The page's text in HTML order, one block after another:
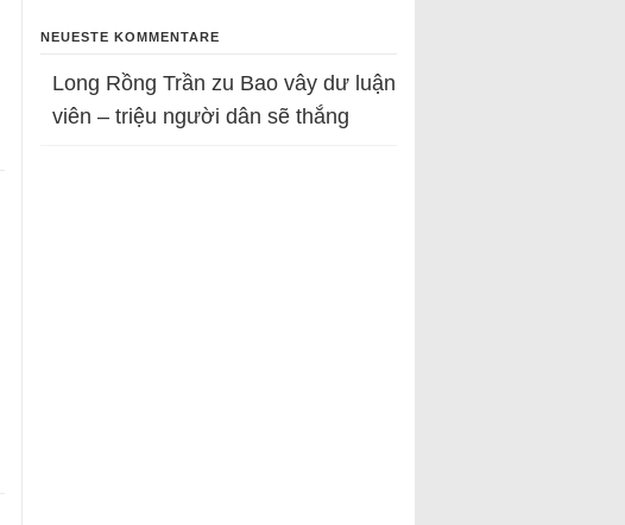
NEUESTE KOMMENTARE
Long Rồng Trần zu Bao vây dư luận
viên – triệu người dân sẽ thắng